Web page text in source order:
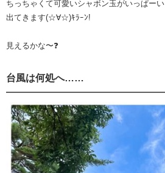
ちっちゃくて可愛いシャボン玉がいっぱーい
出てきます(☆∀☆)ｷﾗｰﾝ!
見えるかな〜❓
台風は何処へ……